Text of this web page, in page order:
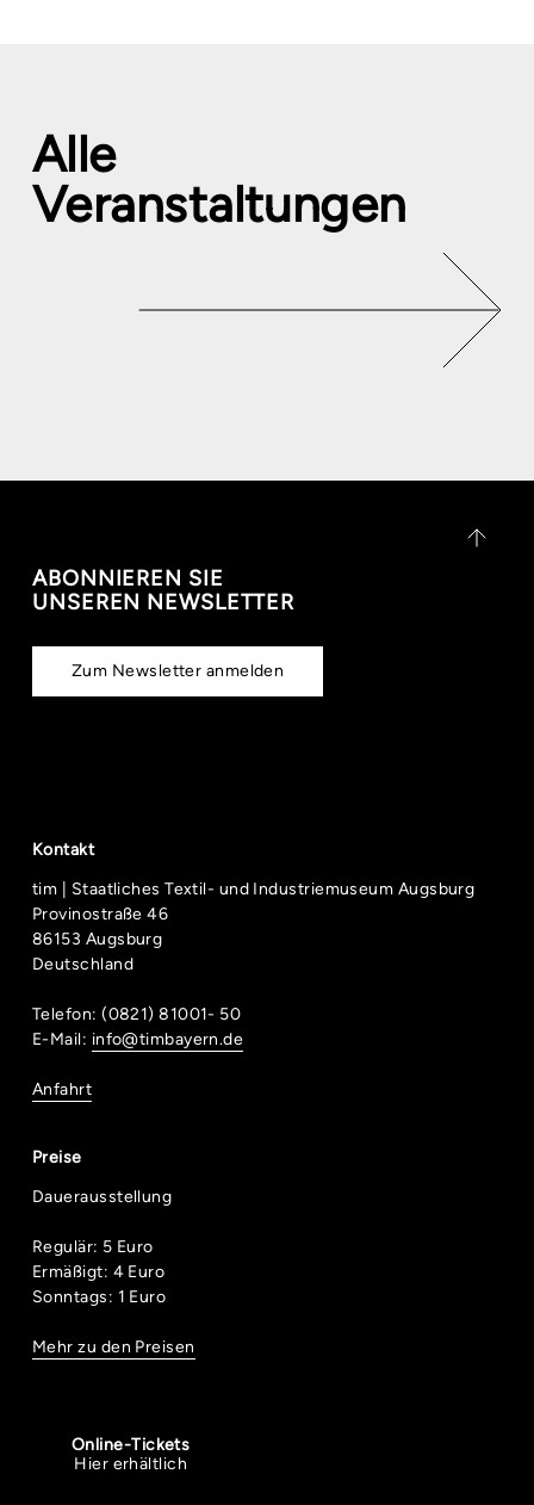
Alle
Veranstaltungen
ABONNIEREN SIE
UNSEREN NEWSLETTER
Zum Newsletter anmelden
Kontakt
tim | Staatliches Textil- und Industriemuseum Augsburg
Provinostraße 46
86153 Augsburg
Deutschland
Telefon: (0821) 81001- 50
E-Mail: info@timbayern.de
Anfahrt
Preise
Dauerausstellung
Regulär: 5 Euro
Ermäßigt: 4 Euro
Sonntags: 1 Euro
Mehr zu den Preisen
Online-Tickets
Hier erhältlich